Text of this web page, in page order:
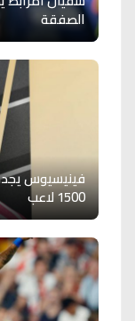
الصفقة
فينيسيوس
1500 لاعب